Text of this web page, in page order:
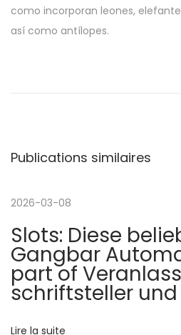
como incorporan leones,
así­ como antílopes.
v
g
a
t
c
t
o
n
p
r
F
e
S
p
n
Publications similaires
2026-03-08
Slots: Diese
Gangbar
part of
schriftsteller
Lire la suite